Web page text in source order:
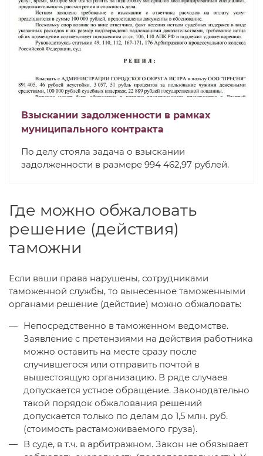
Взыскании задолженности в рамках
муниципального контракта
По делу стояла задача о взыскании
задолженности в размере 994 462,97 рублей.
Где можно обжаловать
решение (действия)
таможни
Если ваши права нарушены, сотрудниками
таможенной службы, то вынесенное таможенными
органами решение (действие) можно обжаловать:
Непосредственно в таможенном ведомстве.
Заявление с претензиями на действия работника
можно оставить на месте сразу после
случившегося или отправить почтой в
вышестоящую организацию. В ряде случаев
допускается устное обращение. Законодательно
такой порядок обжалования решений
допускается только по делам до 1,5 млн. руб.
(стоимость растаможиваемого груза).
В суде, в т.ч. в арбитражном. Закон не обязывает